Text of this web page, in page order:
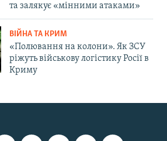
та залякує «мінними атаками»
ВІЙНА ТА КРИМ
«Полювання на колони». Як ЗСУ
ріжуть військову логістику Росії в
Криму